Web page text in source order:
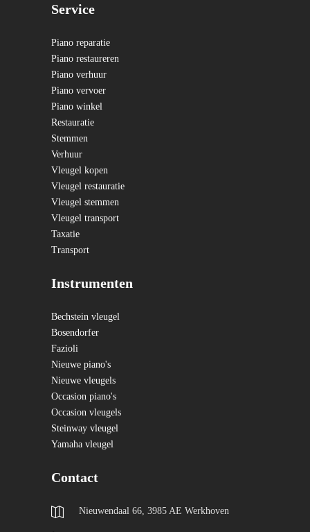
Service
Piano reparatie
Piano restaureren
Piano verhuur
Piano vervoer
Piano winkel
Restauratie
Stemmen
Verhuur
Vleugel kopen
Vleugel restauratie
Vleugel stemmen
Vleugel transport
Taxatie
Transport
Instrumenten
Bechstein vleugel
Bosendorfer
Fazioli
Nieuwe piano's
Nieuwe vleugels
Occasion piano's
Occasion vleugels
Steinway vleugel
Yamaha vleugel
Contact
Nieuwendaal 66, 3985 AE Werkhoven